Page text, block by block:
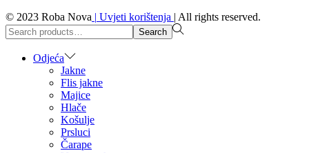
© 2023 Roba Nova | Uvjeti korištenja | All rights reserved.
Search
for:>
Search
Odjeća
Jakne
Flis jakne
Majice
Hlače
Košulje
Prsluci
Čarape